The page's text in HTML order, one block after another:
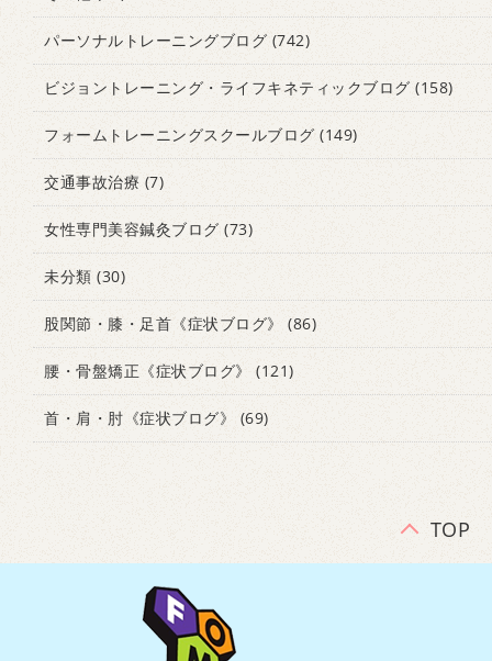
パーソナルトレーニングブログ (742)
ビジョントレーニング・ライフキネティックブログ (158)
フォームトレーニングスクールブログ(149)
交通事故治療 (7)
女性専門美容鍼灸ブログ (73)
未分類 (30)
股関節・膝・足首《症状ブログ》 (86)
腰・骨盤矯正《症状ブログ》 (121)
首・肩・肘《症状ブログ》 (69)
TOP